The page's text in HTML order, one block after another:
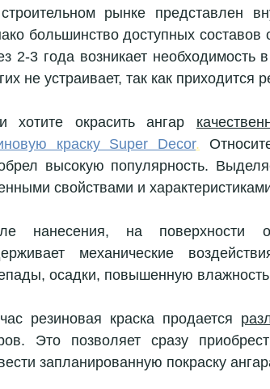
рынке представлен
большинство доступных составов
2-3 года возникает
не устраивает, так как приходится
хотите окрасить ангар
краску Super Decor.
высокую популярность.
свойствами и
нанесения, на поверхности
механические
осадки, повышенную
резиновая краска продается
Это позволяет сразу
запланированную покраску